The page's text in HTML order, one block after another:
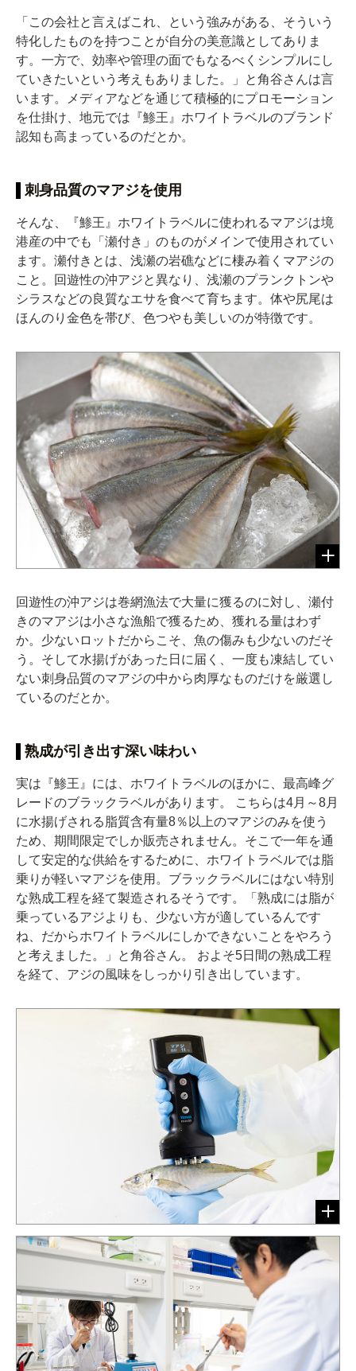
「この会社と言えばこれ、という強みがある、そういう
特化したものを持つことが自分の美意識としてありま
す。一方で、効率や管理の面でもなるべくシンプルにし
ていきたいという考えもありました。」と角谷さんは言
います。メディアなどを通じて積極的にプロモーション
を仕掛け、地元では『鯵王』ホワイトラベルのブランド
認知も高まっているのだとか。
刺身品質のマアジを使用
そんな、『鯵王』ホワイトラベルに使われるマアジは境
港産の中でも「瀬付き」のものがメインで使用されてい
ます。瀬付きとは、浅瀬の岩礁などに棲み着くマアジの
こと。回遊性の沖アジと異なり、浅瀬のプランクトンや
シラスなどの良質なエサを食べて育ちます。体や尻尾は
ほんのり金色を帯び、色つやも美しいのが特徴です。
回遊性の沖アジは巻網漁法で大量に獲るのに対し、瀬付
きのマアジは小さな漁船で獲るため、獲れる量はわず
か。少ないロットだからこそ、魚の傷みも少ないのだそ
う。そして水揚げがあった日に届く、一度も凍結してい
ない刺身品質のマアジの中から肉厚なものだけを厳選し
ているのだとか。
熟成が引き出す深い味わい
実は『鯵王』には、ホワイトラベルのほかに、最高峰グ
レードのブラックラベルがあります。 こちらは4月～8月
に水揚げされる脂質含有量8％以上のマアジのみを使う
ため、期間限定でしか販売されません。そこで一年を通
して安定的な供給をするために、ホワイトラベルでは脂
乗りが軽いマアジを使用。ブラックラベルにはない特別
な熟成工程を経て製造されるそうです。「熟成には脂が
乗っているアジよりも、少ない方が適しているんです
ね、だからホワイトラベルにしかできないことをやろう
と考えました。」と角谷さん。 およそ5日間の熟成工程
を経て、アジの風味をしっかり引き出しています。